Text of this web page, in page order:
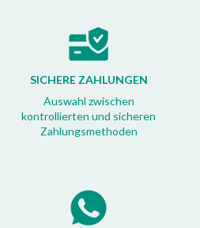
SICHERE ZAHLUNGEN
Auswahl zwischen
kontrollierten und sicheren
Zahlungsmethoden